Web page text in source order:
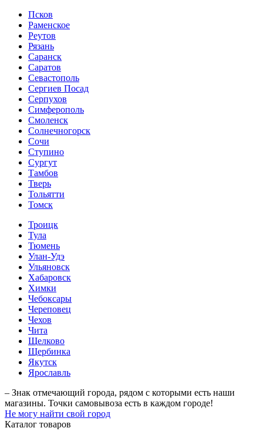
Псков
Раменское
Реутов
Рязань
Саранск
Саратов
Севастополь
Сергиев Посад
Серпухов
Симферополь
Смоленск
Солнечногорск
Сочи
Ступино
Сургут
Тамбов
Тверь
Тольятти
Томск
Троицк
Тула
Тюмень
Улан-Удэ
Ульяновск
Хабаровск
Химки
Чебоксары
Череповец
Чехов
Чита
Щелково
Щербинка
Якутск
Ярославль
– Знак отмечающий города, рядом с которыми есть наши
магазины. Точки самовывоза есть в каждом городе!
Не могу найти свой город
Каталог товаров